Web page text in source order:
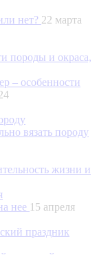
нет? 22 марта
– особенности
вязать породу
нее 15 апреля